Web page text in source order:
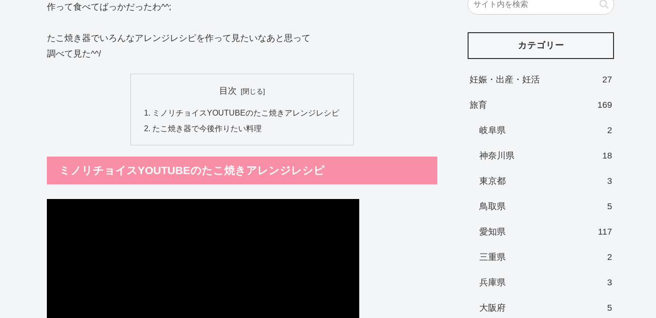
作って食べてばっかだったわ^^;
たこ焼き器でいろんなアレンジレシピを作って見たいなあと思って
調べて見た^^/
目次
ミノリチョイスYOUTUBEのたこ焼きアレンジレシピ
たこ焼き器で今後作りたい料理
ミノリチョイスYOUTUBEのたこ焼きアレンジレシピ
カテゴリー
妊娠・出産・妊活 27
旅育 169
岐阜県 2
神奈川県 18
東京都 3
鳥取県 5
愛知県 117
三重県 2
兵庫県 3
大阪府 5